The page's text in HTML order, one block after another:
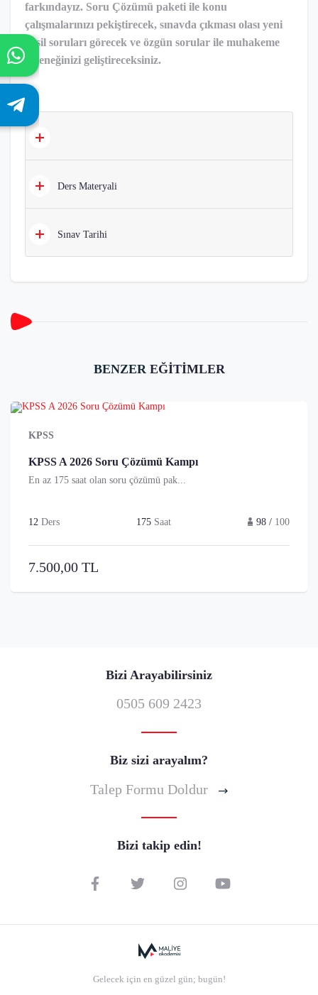
farkındayız. Soru Çözümü paketi ile konu
çalışmalarınızı pekiştirecek, sınavda çıkması olası yeni
nesil soruları görecek ve özgün sorular ile muhakeme
yeteneğinizi geliştireceksiniz.
Ders Materyali
Sınav Tarihi
BENZEREĞİTİMLER
KPSS
KPSS A 2026 Soru Çözümü Kampı
En az 175 saat olan soru çözümü pak...
12 Ders 175Saat 98 / 100
7.500,00 TL
Bizi Arayabilirsiniz
0505 609 2423
Biz sizi arayalım?
Talep Formu Doldur
Bizi takip edin!
Gelecek için en güzel gün; bugün!